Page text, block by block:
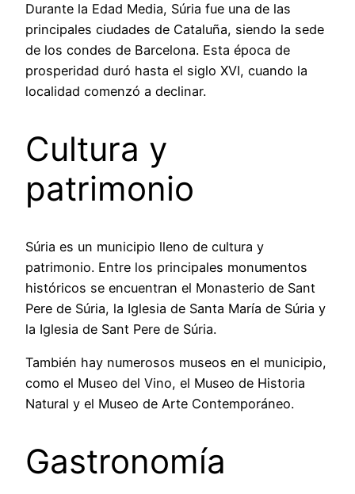
Durante la Edad Media, Súria fue una de las
principales ciudades de Cataluña, siendo la sede
de los condes de Barcelona. Esta época de
prosperidad duró hasta el siglo XVI, cuando la
localidad comenzó a declinar.
Cultura y
patrimonio
Súria es un municipio lleno de cultura y
patrimonio. Entre los principales monumentos
históricos se encuentran el Monasterio de Sant
Pere de Súria, la Iglesia de Santa María de Súria y
la Iglesia de Sant Pere de Súria.
También hay numerosos museos en el municipio,
como el Museo del Vino, el Museo de Historia
Natural y el Museo de Arte Contemporáneo.
Gastronomía